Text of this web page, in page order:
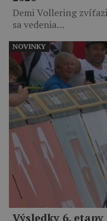
Demi Vollering
sa vedenia…
Výsledky 6.
NOVINKY